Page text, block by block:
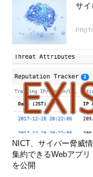
サイ
NICT、サイバー脅威
集約できるWebアプリ
を公開